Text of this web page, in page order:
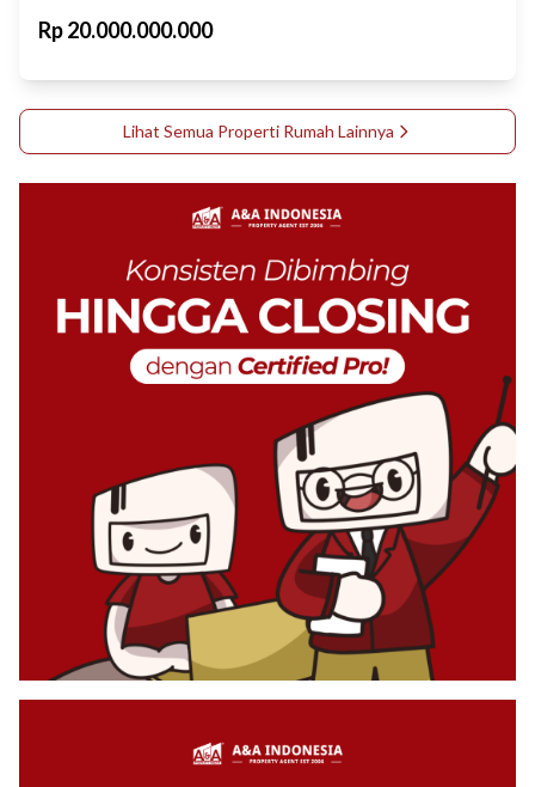
Rp20.000.000.000
Lihat Semua Properti Rumah Lainnya